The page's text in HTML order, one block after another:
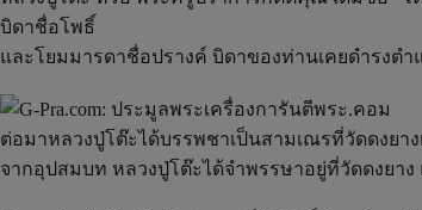
บิดาชื่อโพธิ์
และโยมมารดาชื่อปรางค์ บิดาของท่านเคยดำรงต
ต่อมาหลวงปู่โต๊ะได้บรรพชาเป็นสามเณรที่วัดดงยา
จากอุปสมบท หลวงปู่โต๊ะได้จำพรรษาอยู่ที่วัดดงย